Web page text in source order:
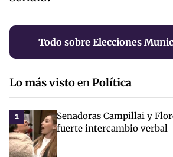
Todo sobre Elecciones
Lo más vistoenPolítica
1
Senadoras Campillai y
fuerte intercambio verbal